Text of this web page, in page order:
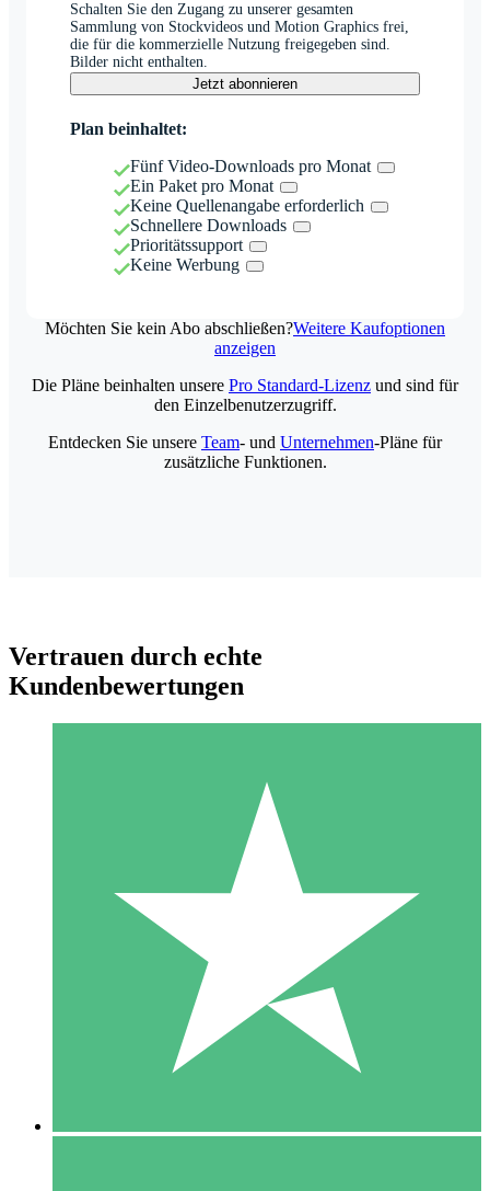
Schalten Sie den Zugang zu unserer gesamten
Sammlung von Stockvideos und Motion Graphics frei,
die für die kommerzielle Nutzung freigegeben sind.
Bilder nicht enthalten.
Jetzt abonnieren
Plan beinhaltet:
Fünf Video-Downloads pro Monat
Ein Paket pro Monat
Keine Quellenangabe erforderlich
Schnellere Downloads
Prioritätssupport
Keine Werbung
Möchten Sie kein Abo abschließen?Weitere Kaufoptionen
anzeigen
Individuelle Credit-Pakete
Zahlen Sie nach Bedarf mit Download-Credits. Keine
monatliche Verpflichtung erforderlich.
10 00
Die Pläne beinhalten unsere Pro Standard-Lizenz und sind für
den Einzelbenutzerzugriff.
Entdecken Sie unsere Team- und Unternehmen-Pläne für
zusätzliche Funktionen.
Vertrauen durch echte
Kundenbewertungen